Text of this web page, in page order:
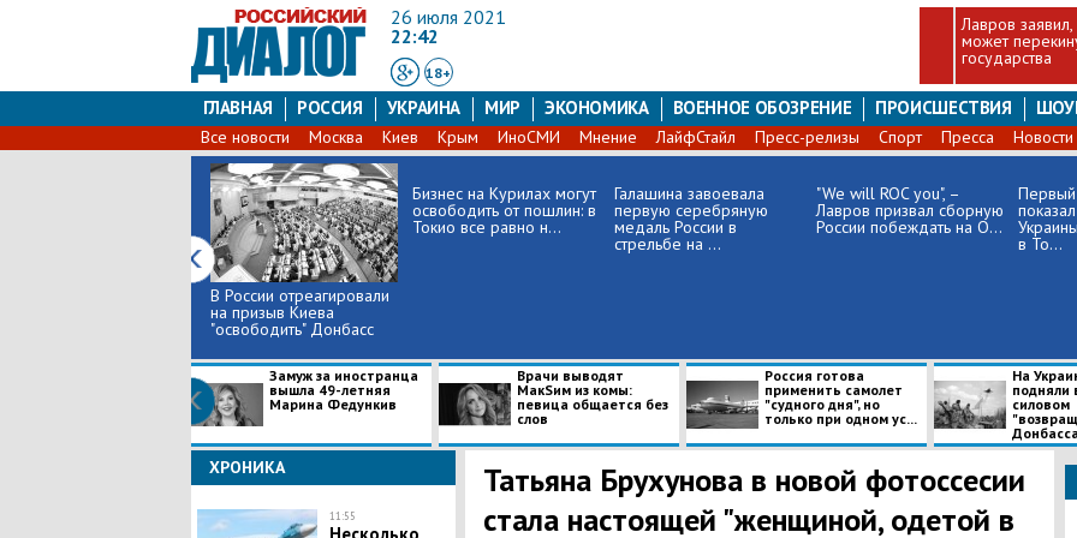
26 июля 2021
22:42
18+
Лавров
может
государства
ГЛАВНАЯ РОССИЯ УКРАИНА МИР ЭКОНОМИКА ВОЕННОЕ ОБОЗРЕНИЕ ПРОИСШЕСТВИЯ
Все новости Москва Киев Крым ИноСМИ Мнение ЛайфСтайл Пресс-релизы Спорт Пресса
В России отреагировали
на призыв Киева
"освободить" Донбасс
Бизнес на Курилах могут
освободить от пошлин: в
Токио все равно н...
Галашина завоевала
первую серебряную
медаль России в
стрельбе на ...
"We will ROC you", –
Лавров призвал сборную
России побеждать на О...
Первый
в То...
Замуж за иностранца
вышла 49-летняя
Марина Федункив
Врачи выводят
МакSим из комы:
певица общается без
слов
​Россия готова
применить самолет
"судного дня", но
только при одном ус...
​На
подняли
силовом
Донбасса
ХРОНИКА
11:55
Татьяна Брухунова в новой фотоссесии
стала настоящей "женщиной, одетой в